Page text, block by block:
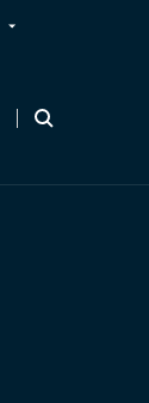
Ouvrir